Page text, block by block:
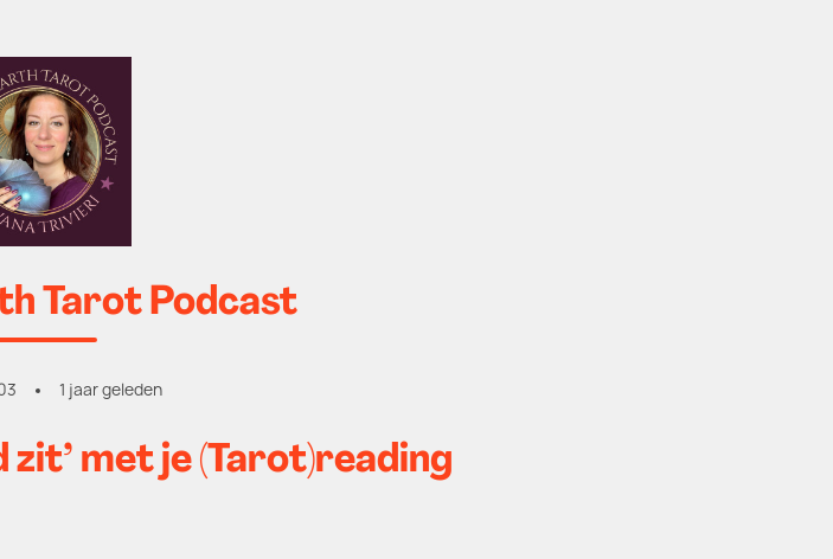
Tarot Podcast
1 jaar geleden
met je (Tarot)reading